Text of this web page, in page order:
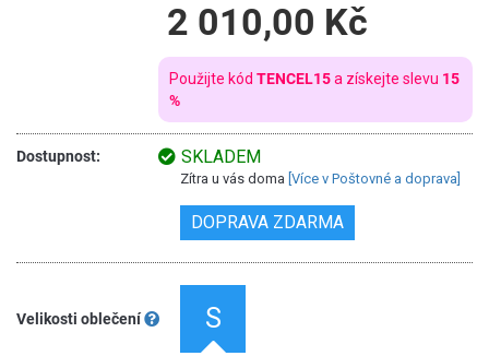
2 010,00 Kč
Použijte kód TENCEL15a získejte slevu 15
%
Dostupnost: SKLADEM
Zítra u vás doma [Více v Poštovné a doprava]
DOPRAVA ZDARMA
Velikosti oblečení S